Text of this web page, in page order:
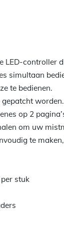
LED-
simultaan
te bedienen.
worden.
op 2
om uw
te
stuk